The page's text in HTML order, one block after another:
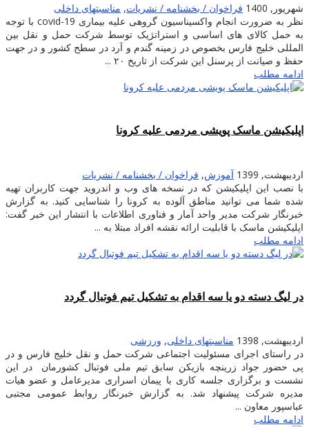
شهریور, 1400 فراخوان / بخشنامه / نشریات, مناسبتهای داخلی
نظر به ضرورت انجام واکسیناسیون گروهی علیه بیماری covid-19 با توجه
به حمل کالای های اساسی و استراتژیک توسط شرکت حمل و نقل بین
المللی خلیج فارس بخصوص در زمینه گندم و آرد در سطح کشور و در جهت
حفظ و صیانت از پرسنل این شرکت از تاریخ ۲۰ ...
ادامه مطلب
اپلیکیشن ماسک پویشی مردمی علیه کرونا
اردیبهشت, 1399 آموزش, فراخوان / بخشنامه / نشریات
با نصب این اپلیکیشن که در نسخه های وب و اندروید جهت کاربران تهیه
شده شما می توانید مناطق آلوده به کرونا را شناسایی کنید. به گزارش
خبرنگار شرکت مدیر واحد آمار و فناوری اطلاعات با انتشار این خبر گفت:
اپلیکیشن ماسک با قابلیت ارائه نقشه افراد مبتلا به ...
ادامه مطلب
در لیگ دسته دو یا سه اقدام به تشکیل تیم فوتبال گردد
اردیبهشت, 1398 مناسبتهای داخلی, ورزشی
در راستای اجرای مسئولیت اجتماعی شرکت حمل و نقل خلیج فارس و در
پی حضور جواد زرینچه بازیکن سابق تیم ملى فوتبال کشورمان در این
نشست و برگزارى جلسه کارى با پیمان اسراری مدیرعامل و عضو هیات
مدیره شرکت پیشنهاد شد. به گزارش خبرنگار روابط عمومى مجتبى
عباسپور معاون ...
ادامه مطلب